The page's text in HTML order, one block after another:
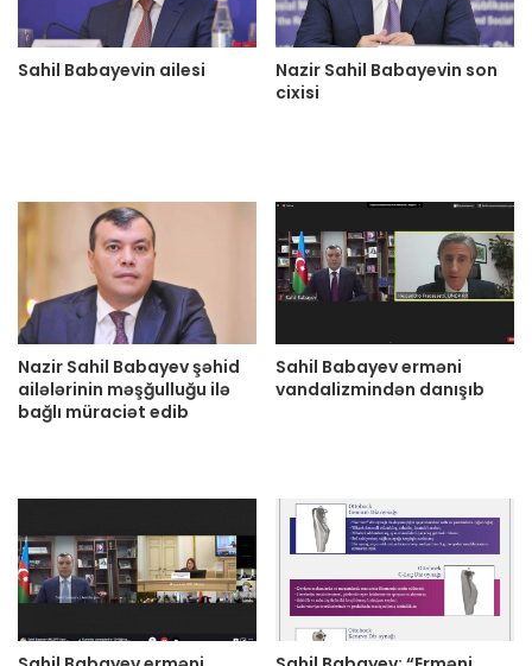
Sahil Babayevin ailesi
Nazir Sahil Babayevin son
cixisi
Nazir Sahil Babayev şəhid
ailələrinin məşğulluğu ilə
bağlı müraciət edib
Sahil Babayev erməni
vandalizmindən danışıb